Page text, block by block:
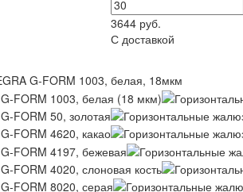
3644 руб.
С доставкой